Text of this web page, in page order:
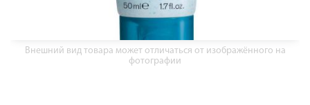
Внешний вид товара может отличаться от изображённого на
фотографии